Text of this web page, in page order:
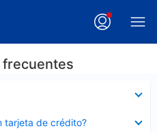
frecuentes
tarjeta de crédito?